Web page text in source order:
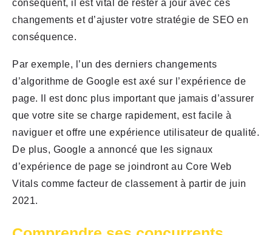
conséquent, il est vital de rester à jour avec ces
changements et d’ajuster votre stratégie de SEO en
conséquence.
Par exemple, l’un des derniers changements
d’algorithme de Google est axé sur l’expérience de
page. Il est donc plus important que jamais d’assurer
que votre site se charge rapidement, est facile à
naviguer et offre une expérience utilisateur de qualité.
De plus, Google a annoncé que les signaux
d’expérience de page se joindront au Core Web
Vitals comme facteur de classement à partir de juin
2021.